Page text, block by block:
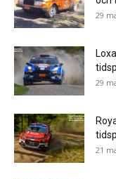
29
29
21